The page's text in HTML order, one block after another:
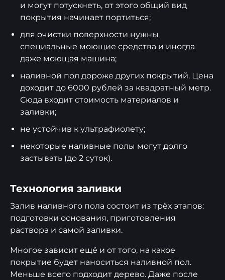
и могут потускнеть, от этого общий вид
покрытия начинает портиться;
для очистки поверхности нужны
специальные моющие средства и иногда
даже моющая машина;
наливной пол дороже других покрытий. Цена
доходит до 6000 рублей за квадратный метр.
Сюда входит стоимость материалов и
заливки;
не устойчив к ультрафиолету;
некоторые наливные полы могут долго
застывать (до 2 суток).
Технология заливки
Залив наливного пола состоит из трёх этапов:
подготовки основания, приготовления
раствора и самой заливки.
Многое зависит ещё и от того, на какое
покрытие будет наноситься наливной пол.
Меньше всего подходит дерево. Даже после